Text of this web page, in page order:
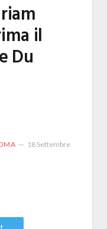
il
Du
18 Settembre